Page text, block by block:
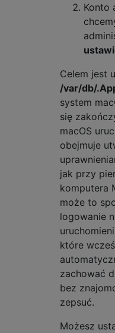
Konto
Celem jest
/var/db/
system
się
macOS
obejmuje
jak przy
komputera
może to
logowanie
które
zachować
bez
zepsuć.
Możesz